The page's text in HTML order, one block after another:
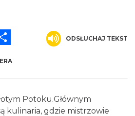
Gminne w Żarkach
ODSŁUCHAJ TEKST
Potoku.Głównym
kulinaria, gdzie mistrzowie